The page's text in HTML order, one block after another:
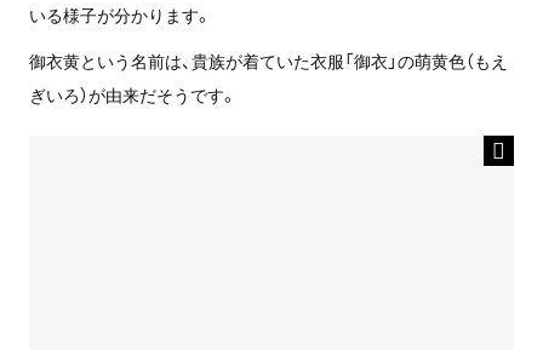
いる様子が分かります。
御衣黄という名前は、貴族が着ていた衣服「御衣」の萌黄色（もえ
ぎいろ）が由来だそうです。